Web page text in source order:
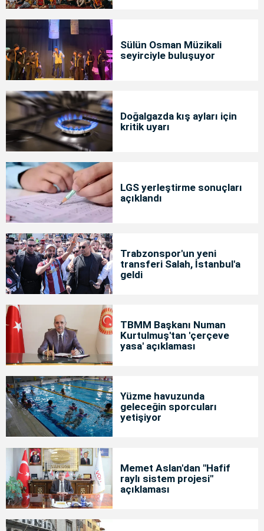
Sülün Osman Müzikali
seyirciyle buluşuyor
Doğalgazda kış ayları için
kritik uyarı
LGS yerleştirme sonuçları
açıklandı
Trabzonspor'un yeni
transferi Salah, İstanbul'a
geldi
TBMM Başkanı Numan
Kurtulmuş'tan 'çerçeve
yasa' açıklaması
Yüzme havuzunda
geleceğin sporcuları
yetişiyor
Memet Aslan'dan "Hafif
raylı sistem projesi"
açıklaması